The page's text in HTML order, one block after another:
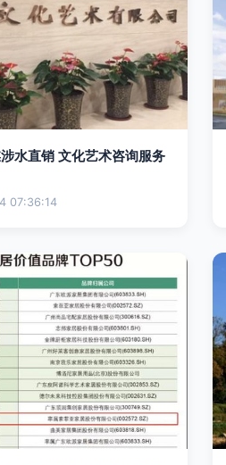
水直销 文化艺术咨询服务
07:36:14